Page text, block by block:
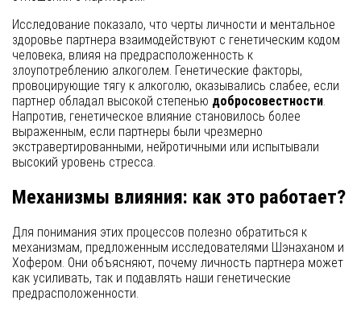
Исследование показало, что черты личности и ментальное
здоровье партнера взаимодействуют с генетическим кодом
человека, влияя на предрасположенность к
злоупотреблению алкоголем. Генетические факторы,
провоцирующие тягу к алкоголю, оказывались слабее, если
партнер обладал высокой степенью добросовестности.
Напротив, генетическое влияние становилось более
выраженным, если партнеры были чрезмерно
экстравертированными, нейротичными или испытывали
высокий уровень стресса.
Механизмы влияния: как это работает?
Для понимания этих процессов полезно обратиться к
механизмам, предложенным исследователями Шэнаханом и
Хофером. Они объясняют, почему личность партнера может
как усиливать, так и подавлять наши генетические
предрасположенности.